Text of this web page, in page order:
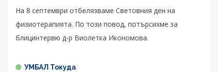
На 8 септември отбелязваме Световния ден на
физиотерапията. По този повод, потърсихме за
блицинтервю д-р Виолетка Икономова.
УМБАЛ Токуда